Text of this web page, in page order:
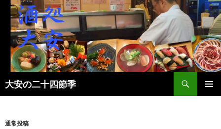
大安の二十四節季
検
索
ン
通常投稿